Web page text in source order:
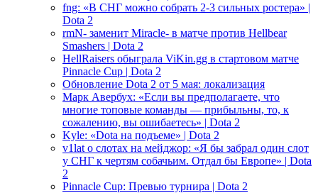
fng: «В СНГ можно собрать 2-3 сильных ростера» |
Dota 2
rmN- заменит Miracle- в матче против Hellbear
Smashers | Dota 2
HellRaisers обыграла ViKin.gg в стартовом матче
Pinnacle Cup | Dota 2
Обновление Dota 2 от 5 мая: локализация
Марк Авербух: «Если вы предполагаете, что
многие топовые команды — прибыльны, то, к
сожалению, вы ошибаетесь» | Dota 2
Kyle: «Dota на подъеме» | Dota 2
v1lat о слотах на мейджор: «Я бы забрал один слот
у СНГ к чертям собачьим. Отдал бы Европе» | Dota
2
Pinnacle Cup: Превью турнира | Dota 2